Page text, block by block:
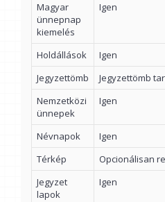
Magyar
ünnepnap
kiemelés
Igen
Holdállások
Igen
Jegyzettömb
Jegyzettömb
Nemzetközi
ünnepek
Igen
Névnapok
Igen
Térkép
Opcionálisan
Jegyzet
lapok
Igen